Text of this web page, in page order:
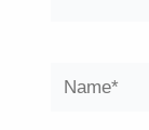
Name*